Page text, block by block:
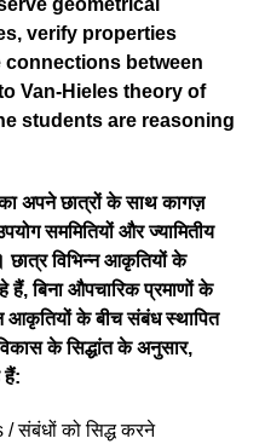
geometrical
verify properties
between
Van-Hieles theory of
students are reasoning
अपने छात्रों के साथ कागज़
सममितियों और ज्यामितीय
विभिन्न आकृतियों के
हैं, बिना औपचारिक प्रमाणों के
आकृतियों के बीच संबंध स्थापित
के सिद्धांत के अनुसार,
हैं:
को सिद्ध करने